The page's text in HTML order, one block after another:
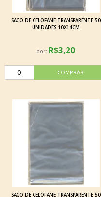
SACO DE CELOFANE TRANSPARENTE 50
UNIDADES 10X14CM
por: R$3,20
SACO DE CELOFANE TRANSPARENTE 50